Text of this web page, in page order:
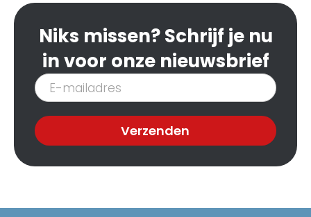
Niks missen? Schrijf je nu
in voor onze nieuwsbrief
Inschrijven
nieuwsbrief
Verzenden